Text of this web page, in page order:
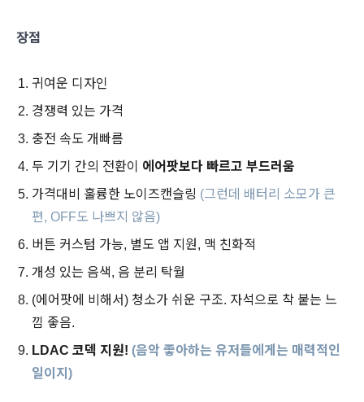
장점
귀여운 디자인
경쟁력 있는 가격
충전 속도 개빠름
두 기기 간의 전환이 에어팟보다 빠르고 부드러움
가격대비 훌륭한 노이즈캔슬링 (그런데 배터리 소모가 큰
편, OFF도 나쁘지 않음)
버튼 커스텀 가능, 별도 앱 지원, 맥 친화적
개성 있는 음색, 음 분리 탁월
(에어팟에 비해서) 청소가 쉬운 구조. 자석으로 착 붙는 느
낌 좋음.
LDAC 코덱 지원! (음악 좋아하는 유저들에게는 매력적인
일이지)